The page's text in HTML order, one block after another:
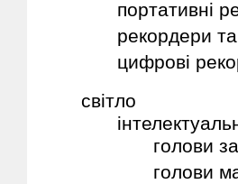
портативні
рекордери
цифрові
світло
голови
голови